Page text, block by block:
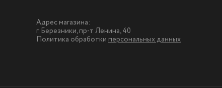
Адрес магазина:
г. Березники, пр-т Ленина, 40
Политика обработки персональных данных